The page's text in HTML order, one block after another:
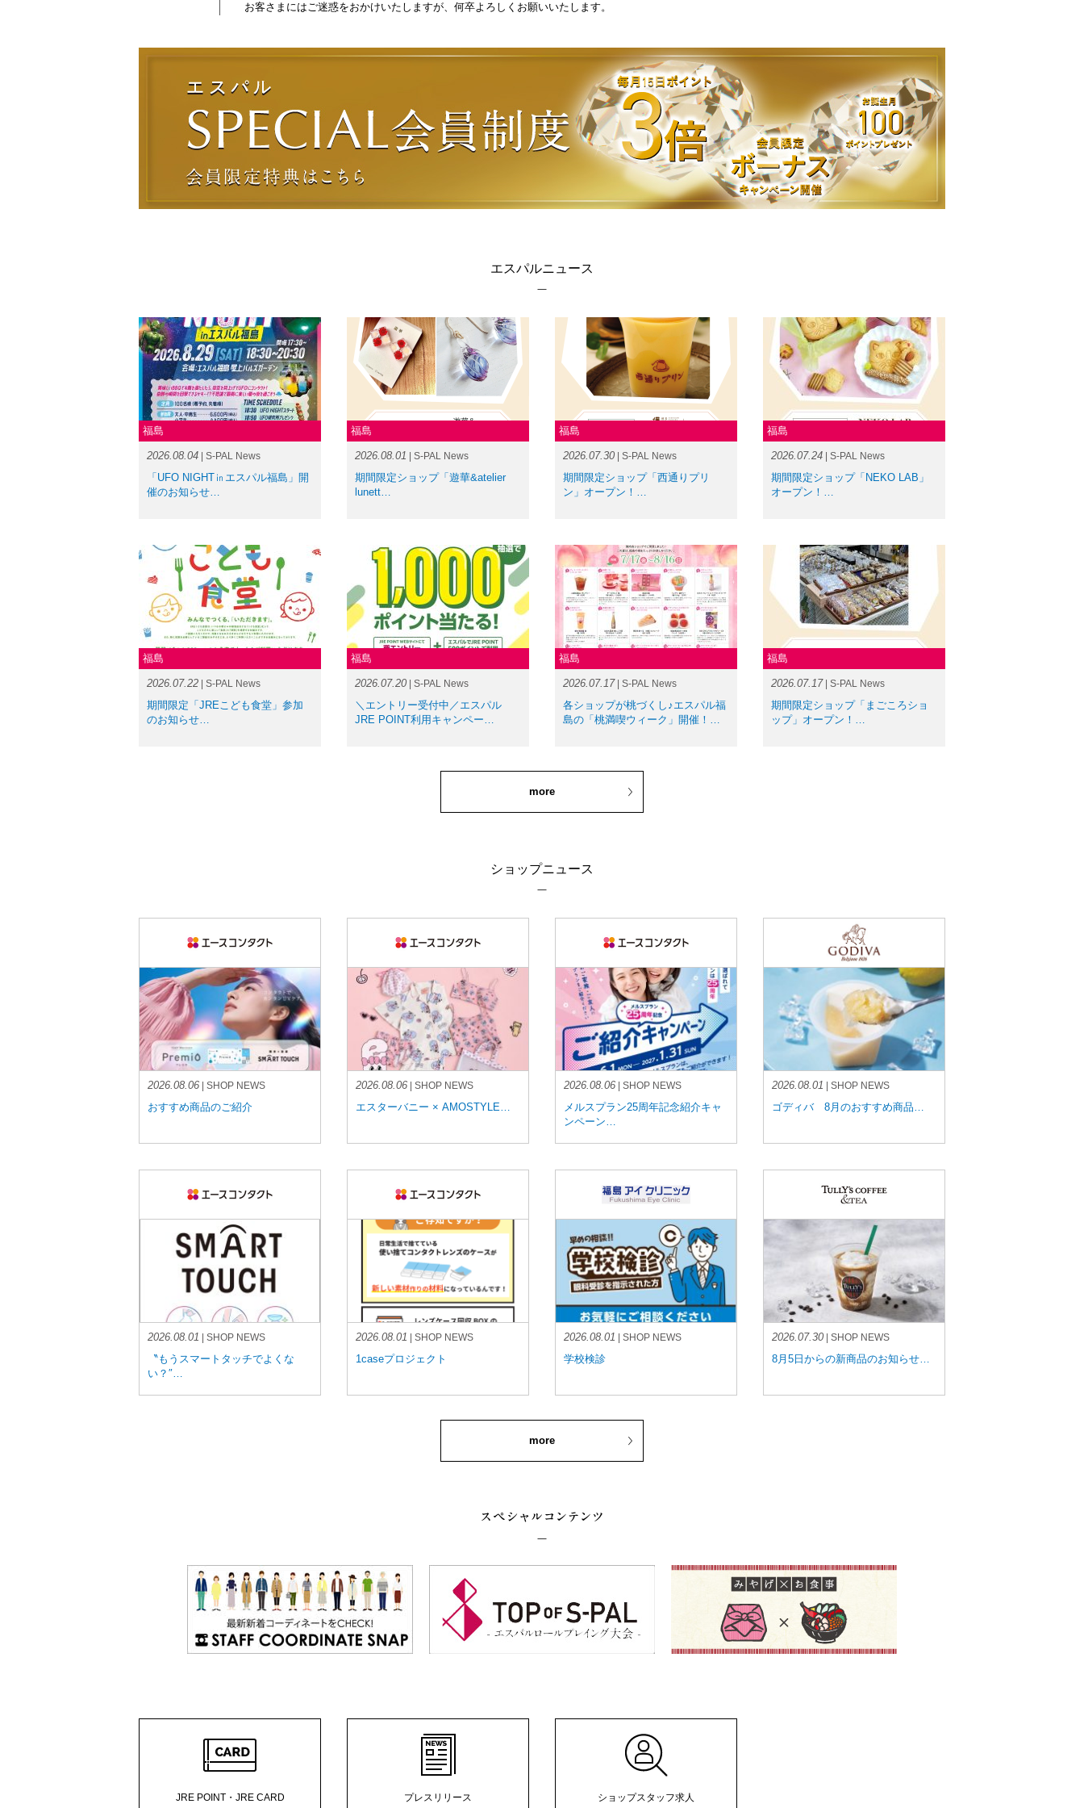
お客さまにはご迷惑をおかけいたしますが、何卒よろしくお願いいたします。
エスパルニュース
福島
2026.08.04 | S-PAL News
「UFO NIGHT㏌エスパル福島」開
催のお知らせ…
福島
2026.08.01 | S-PAL News
期間限定ショップ「遊華&atelier
lunett…
福島
2026.07.30 | S-PAL News
期間限定ショップ「西通りプリ
ン」オープン！…
福島
2026.07.24 | S-PAL News
期間限定ショップ「NEKO LAB」
オープン！…
福島
2026.07.22 | S-PAL News
期間限定「JREこども食堂」参加
のお知らせ…
福島
2026.07.20 | S-PAL News
＼エントリー受付中／エスパル
JRE POINT利用キャンペー…
福島
2026.07.17 | S-PAL News
各ショップが桃づくし♪エスパル福
島の「桃満喫ウィーク」開催！…
福島
2026.07.17 | S-PAL News
期間限定ショップ「まごころショ
ップ」オープン！…
more
ショップニュース
2026.08.06 | SHOP NEWS
おすすめ商品のご紹介
2026.08.06 | SHOP NEWS
エスターバニー × AMOSTYLE…
2026.08.06 | SHOP NEWS
メルスプラン25周年記念紹介キャ
ンペーン…
2026.08.01 | SHOP NEWS
ゴディバ 8月のおすすめ商品…
2026.08.01 | SHOP NEWS
〝もうスマートタッチでよくな
い？″…
2026.08.01 | SHOP NEWS
1caseプロジェクト
2026.08.01 | SHOP NEWS
学校検診
2026.07.30 | SHOP NEWS
8月5日からの新商品のお知らせ…
more
JRE POINT・JRE CARD プレスリリース ショップスタッフ求人